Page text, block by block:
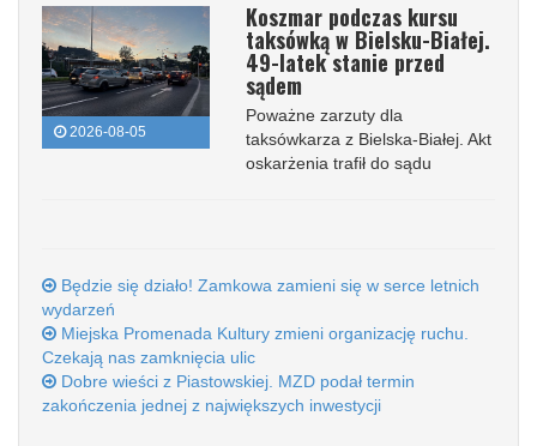
2026-08-05
Koszmar podczas kursu
taksówką w Bielsku-Białej.
49-latek stanie przed
sądem
Poważne zarzuty dla
taksówkarza z Bielska-Białej. Akt
oskarżenia trafił do sądu
Będzie się działo! Zamkowa zamieni się w serce letnich
wydarzeń
Miejska Promenada Kultury zmieni organizację ruchu.
Czekają nas zamknięcia ulic
Dobre wieści z Piastowskiej. MZD podał termin
zakończenia jednej z największych inwestycji